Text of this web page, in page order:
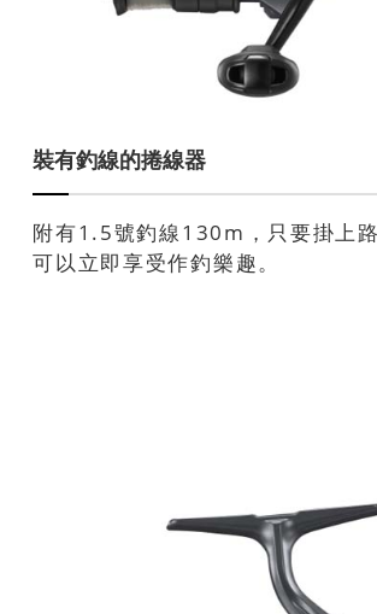
裝有釣線的捲線器
附有1.5號釣線130m，只要掛上
可以立即享受作釣樂趣。